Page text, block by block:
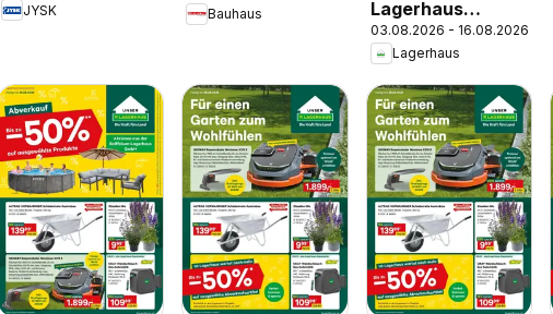
Bis Zu 60%
JYSK
SteyrBauhaus
Lagerhaus
Wochen
Angebote
03.08.2026 - 16.08.2026
Lagerhaus